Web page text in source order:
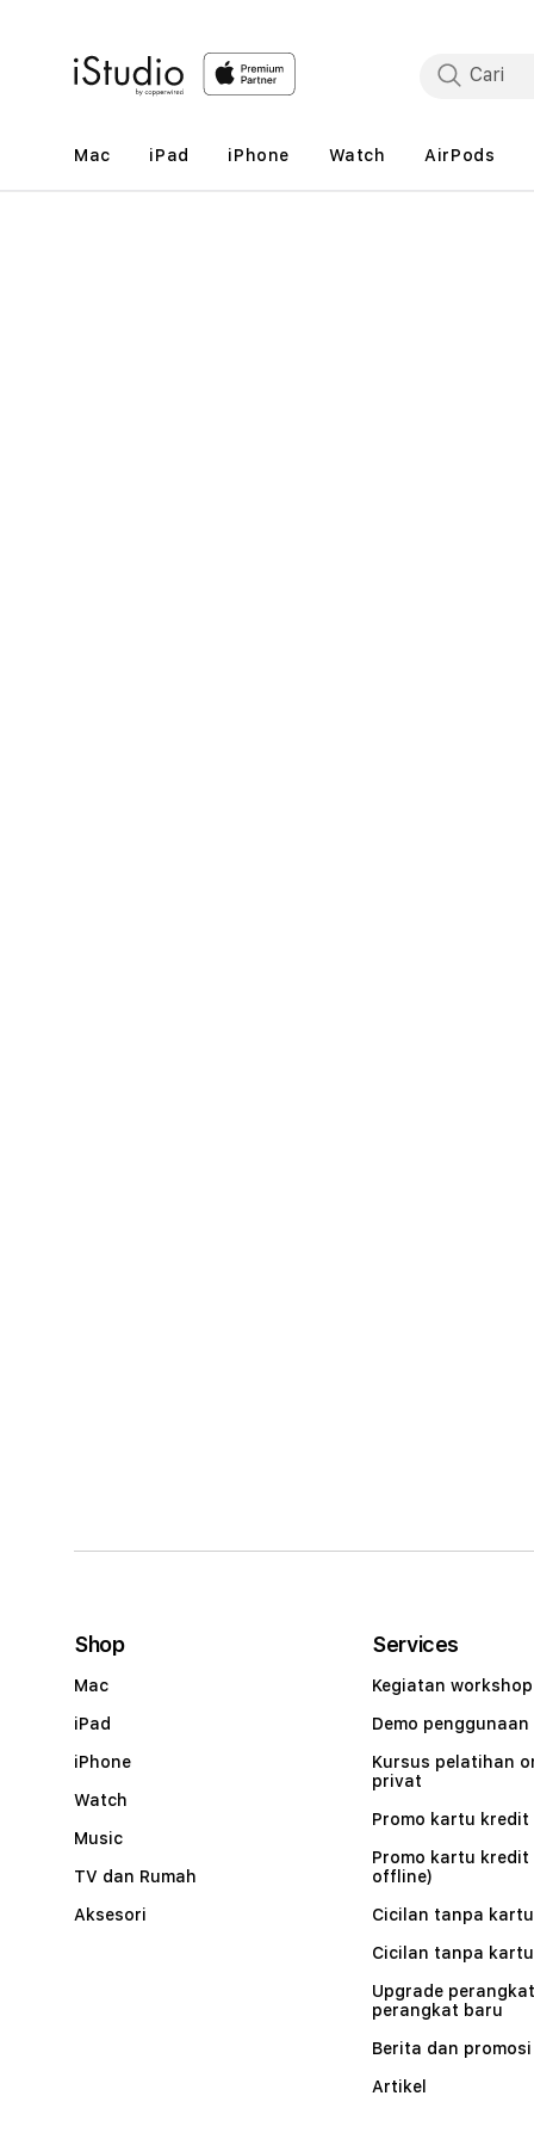
Mac iPad iPhone Watch AirPods
Shop
Mac
iPad
iPhone
Watch
Music
TV dan Rumah
Aksesori
Services
Kegiatan workshop
Demo penggunaan
Kursus pelatihan
privat
Promo kartu kredit
Promo kartu kredit
offline)
Cicilan tanpa
Cicilan tanpa
Upgrade
perangkat baru
Berita dan promosi
Artikel